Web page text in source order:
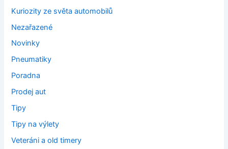
Kuriozity ze světa automobilů
Nezařazené
Novinky
Pneumatiky
Poradna
Prodej aut
Tipy
Tipy na výlety
Veteráni a old timery